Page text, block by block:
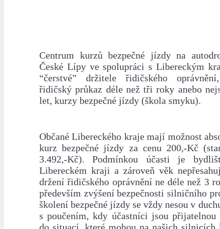
Centrum kurzů bezpečné jízdy na
České Lípy ve spolupráci s Libereckým
“čerstvé” držitele řidičského
řidičský průkaz déle než tři roky anebo
let, kurzy bezpečné jízdy (škola smyku).
Občané Libereckého kraje mají možnost
kurz bezpečné jízdy za cenu 200,-Kč
3.492,-Kč). Podmínkou účasti je
Libereckém kraji a zároveň věk
držení řidičského oprávnění ne déle než 3
především zvýšení bezpečnosti silničního
školení bezpečné jízdy se vždy nesou v
s poučením, kdy účastníci jsou přijatelnou